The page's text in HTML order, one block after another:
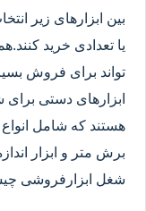
بین ابزارهای زیر
یا تعدادی خرید
تواند برای فروش
ابزارهای دستی
هستند که شامل انواع
برش متر و ابزار
شغل ابزارفروشی